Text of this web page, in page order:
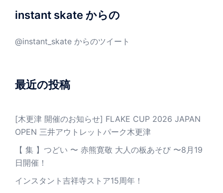
instant skate からの
@instant_skate からのツイート
最近の投稿
[木更津 開催のお知らせ] FLAKE CUP 2026 JAPAN
OPEN 三井アウトレットパーク木更津
【 集 】つどい 〜 赤熊寛敬 大人の板あそび 〜8月19
日開催！
インスタント吉祥寺ストア15周年！